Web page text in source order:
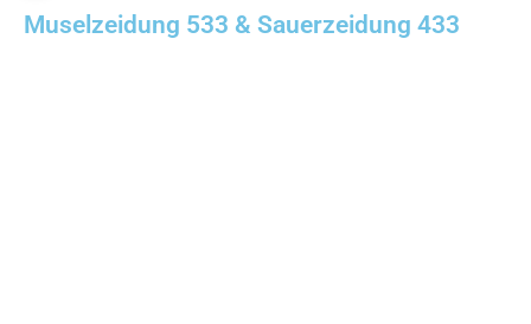
Muselzeidung 533 & Sauerzeidung 433